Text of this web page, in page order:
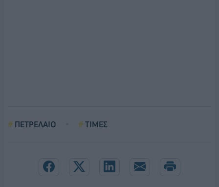
ΠΕΤΡΕΛΑΙΟ ΤΙΜΕΣ